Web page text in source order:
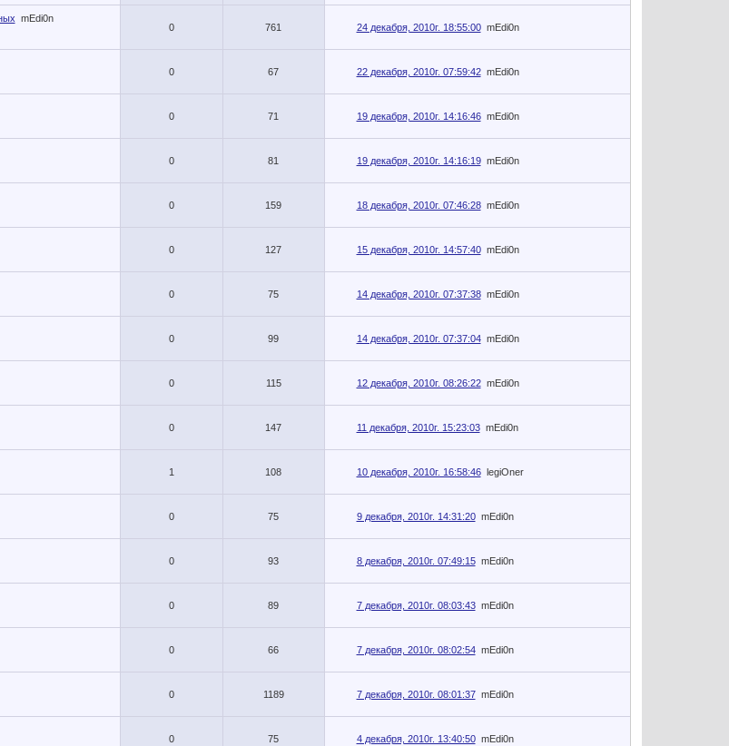
mEdi0n
0
761 24 декабря, 2010г. 18:55:00 mEdi0n
0
67 22 декабря, 2010г. 07:59:42 mEdi0n
0
71 19 декабря, 2010г. 14:16:46 mEdi0n
0
81 19 декабря, 2010г. 14:16:19 mEdi0n
0
159 18 декабря, 2010г. 07:46:28 mEdi0n
0
127 15 декабря, 2010г. 14:57:40 mEdi0n
0
75 14 декабря, 2010г. 07:37:38 mEdi0n
0
99 14 декабря, 2010г. 07:37:04 mEdi0n
0
115 12 декабря, 2010г. 08:26:22 mEdi0n
0
147 11 декабря, 2010г. 15:23:03 mEdi0n
1
108 10 декабря, 2010г. 16:58:46 legiOner
0
75 9 декабря, 2010г. 14:31:20 mEdi0n
0
93 8 декабря, 2010г. 07:49:15 mEdi0n
0
89 7 декабря, 2010г. 08:03:43 mEdi0n
0
66 7 декабря, 2010г. 08:02:54 mEdi0n
0
1189 7 декабря, 2010г. 08:01:37 mEdi0n
0
75 4 декабря, 2010г. 13:40:50 mEdi0n